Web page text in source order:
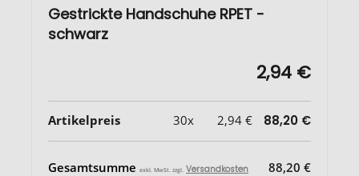
Gestrickte Handschuhe RPET -
schwarz
2,94 €
Artikelpreis 30x 2,94 € 88,20 €
Gesamtsumme exkl. MwSt. zzgl. Versandkosten 88,20 €